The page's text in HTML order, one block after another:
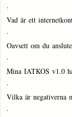
·
Vad är ett
·
Oavsett om du
·
Mina IATKOS v1.0
·
Vilka är negativerna
·